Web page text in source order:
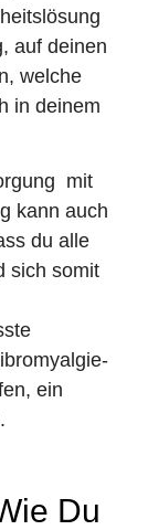
auf deinen
welche
in deinem
mit
kann auch
du alle
sich somit
ein
Du